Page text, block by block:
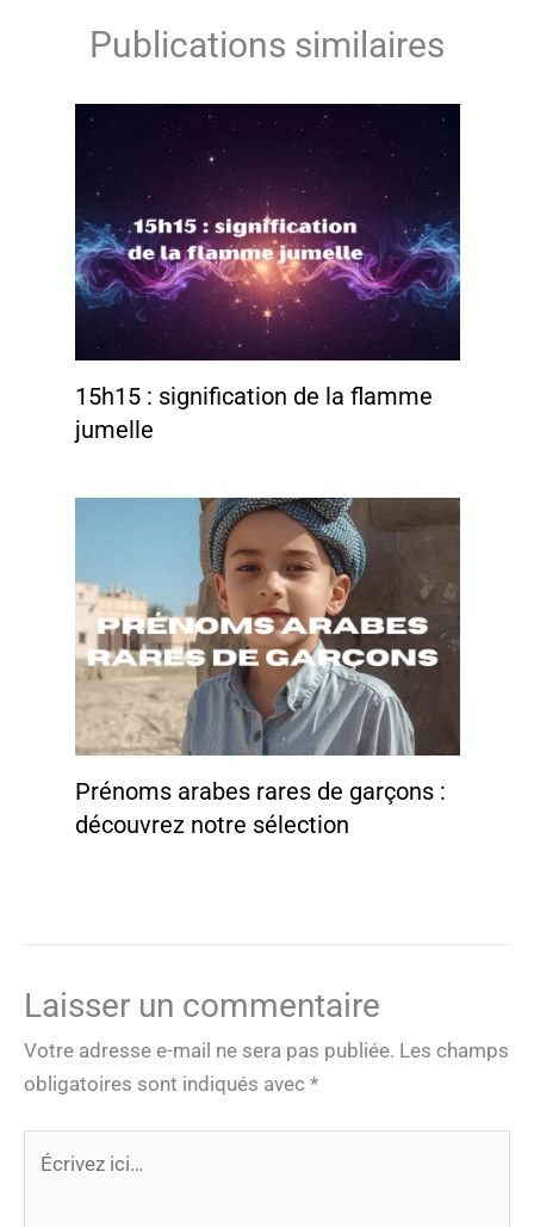
Publications similaires
15h15 : signification de la flamme
jumelle
Prénoms arabes rares de garçons :
découvrez notre sélection
Laisser un commentaire
Votre adresse e-mail ne sera pas publiée. Les champs
obligatoires sont indiqués avec *